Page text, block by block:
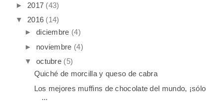
► 2017 (43)
▼
2016 (14)
► diciembre (4)
► noviembre (4)
▼
octubre (5)
Quiché de morcilla y queso de cabra
Los mejores muffins de chocolate del mundo, ¡sólo
...